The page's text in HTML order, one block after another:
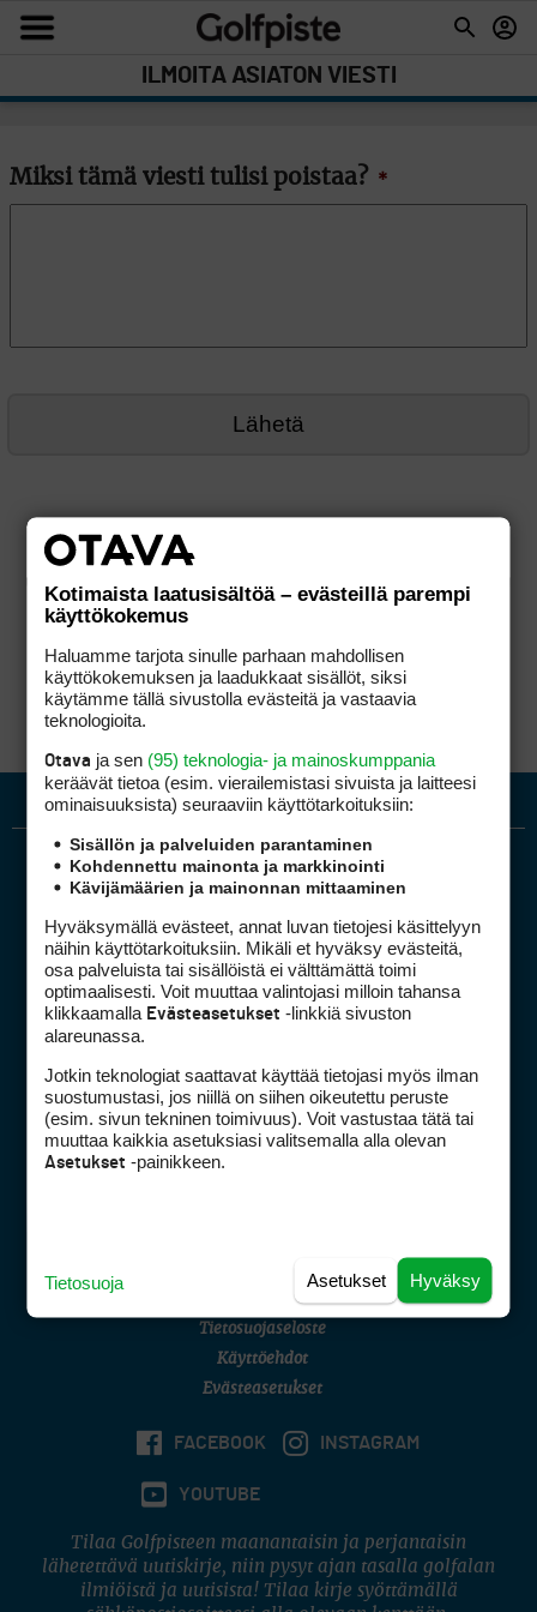
ILMOITA ASIATON VIESTI
Miksi tämä viesti tulisi poistaa? *
Golfpiste mediakortti
Golfpisteen yhteystiedot
DSA avoimuusraportti
Asiakaspalvelu
(digi) digi@otavamedia.fi
Tietosuojaseloste
Käyttöehdot
Evästeasetukset
FACEBOOK INSTAGRAM
YOUTUBE
Tilaa Golfpisteen maanantaisin ja perjantaisin
lähetettävä uutiskirje, niin pysyt ajan tasalla golfalan
ilmiöistä ja uutisista! Tilaa kirje syöttämällä
Kotimaista laatusisältöä – evästeillä parempi
käyttökokemus
Haluamme tarjota sinulle parhaan mahdollisen
käyttökokemuksen ja laadukkaat sisällöt, siksi
käytämme tällä sivustolla evästeitä ja vastaavia
teknologioita.
Otava ja sen (95) teknologia- ja mainoskumppania
keräävät tietoa (esim. vierailemis­tasi sivuista ja laitteesi
ominaisuuk­sista) seuraaviin käyttötarkoituksiin:
Sisällön ja palveluiden parantaminen
Kohdennettu mainonta ja markkinointi
Kävijämäärien ja mainonnan mittaaminen
Hyväksymällä evästeet, annat luvan tietojesi käsittelyyn
näihin käyttötarkoituksiin. Mikäli et hyväksy evästeitä,
osa palveluista tai sisällöistä ei välttämättä toimi
optimaalisesti. Voit muuttaa valintojasi milloin tahansa
klikkaamalla Evästeasetukset -linkkiä sivuston
alareunassa.
Jotkin teknologiat saattavat käyttää tietojasi myös ilman
suostumustasi, jos niillä on siihen oikeutettu peruste
(esim. sivun tekninen toimivuus). Voit vastustaa tätä tai
muuttaa kaikkia asetuksiasi valitsemalla alla olevan
Asetukset -painikkeen.
Hyväksy
Asetukset
Tietosuoja